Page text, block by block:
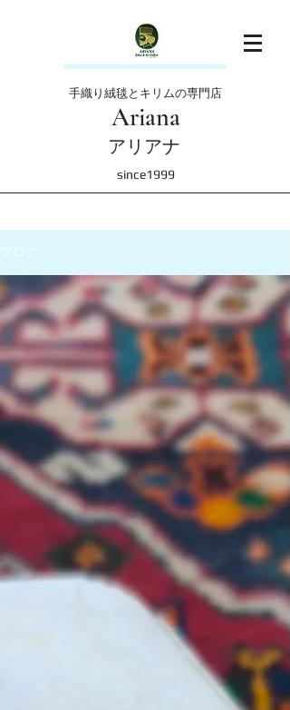
手織り絨毯とキリムの専門店
Ariana
アリアナ
since1999
ブログ